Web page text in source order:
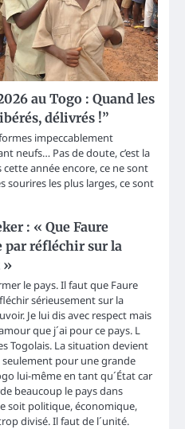
au Togo : Quand les
délivrés !”
impeccablement
neufs… Pas de doute, c’est la
année encore, ce ne sont
sourires les plus larges, ce sont
: « Que Faure
par réfléchir sur la
»
le pays. Il faut que Faure
sérieusement sur la
Je lui dis avec respect mais
que j´ai pour ce pays. L
Togolais. La situation devient
pour une grande
lui-même en tant qu´État car
beaucoup le pays dans
soit politique, économique,
divisé. Il faut de l´unité.